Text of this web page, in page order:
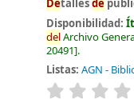
Detallesde
Disponibilidad:
delArchivo
20491 .
Listas: AGN -
valoración